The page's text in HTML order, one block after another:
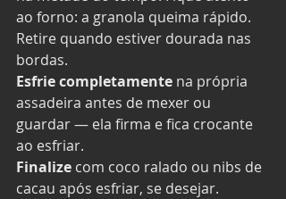
ao forno: a granola queima rápido.
Retire quando estiver dourada nas
bordas.
Esfrie completamente na própria
assadeira antes de mexer ou
guardar — ela firma e fica crocante
ao esfriar.
Finalize com coco ralado ou nibs de
cacau após esfriar, se desejar.